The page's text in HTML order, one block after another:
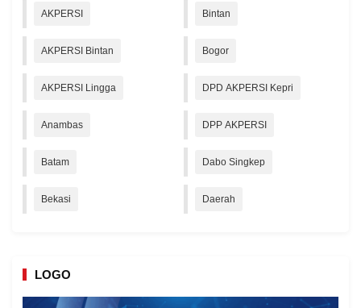
AKPERSI
AKPERSI Bintan
AKPERSI Lingga
Anambas
Batam
Bekasi
Bintan
Bogor
DPD AKPERSI Kepri
DPP AKPERSI
Dabo Singkep
Daerah
LOGO